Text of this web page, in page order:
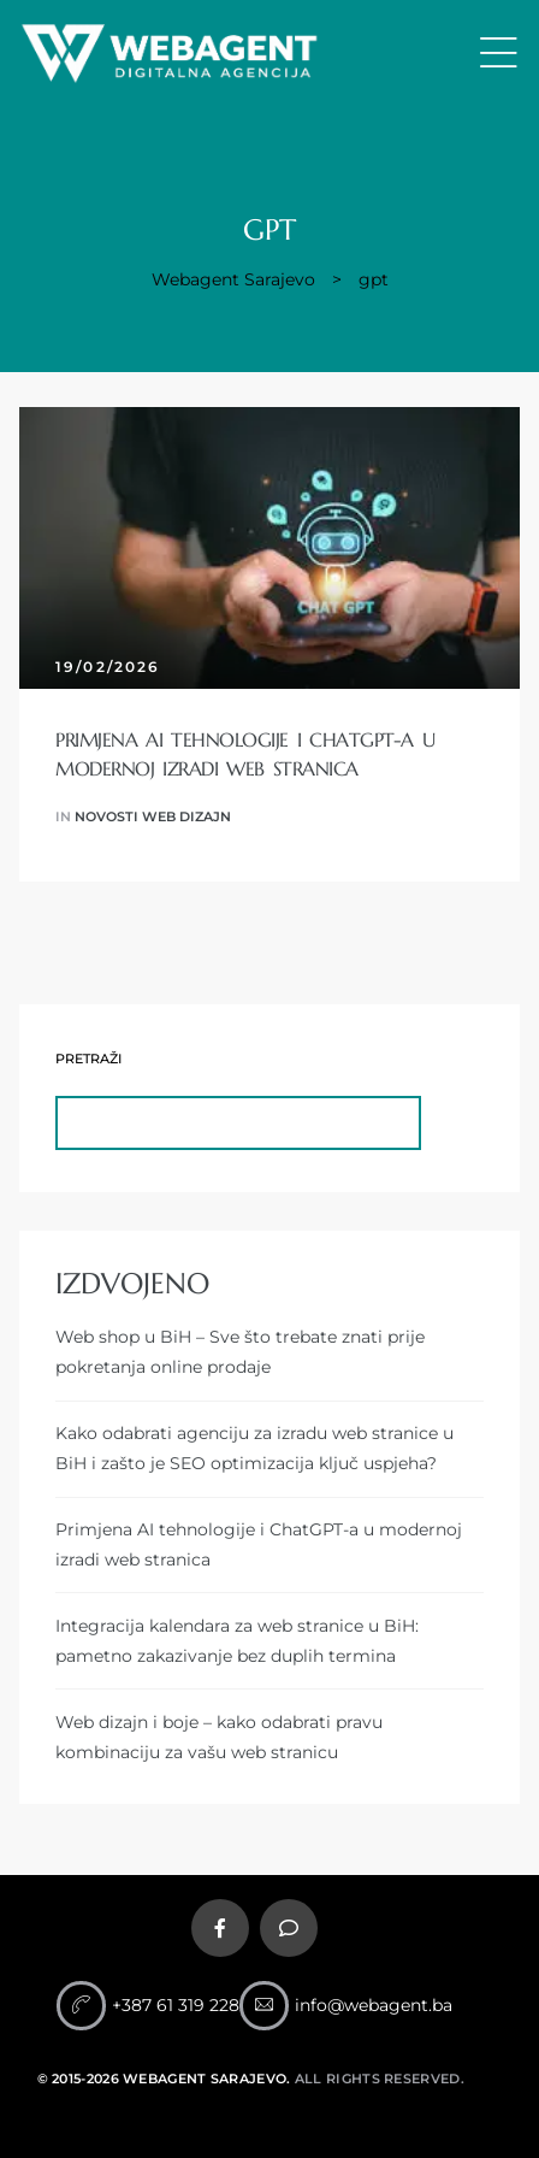
GPT
Webagent Sarajevo > gpt
19/02/2026
PRIMJENA AI TEHNOLOGIJE I CHATGPT-A U
MODERNOJ IZRADI WEB STRANICA
IN NOVOSTI WEB DIZAJN
PRETRAŽI
IZDVOJENO
Web shop u BiH – Sve što trebate znati prije
pokretanja online prodaje
Kako odabrati agenciju za izradu web stranice u
BiH i zašto je SEO optimizacija ključ uspjeha?
Primjena AI tehnologije i ChatGPT-a u modernoj
izradi web stranica
Integracija kalendara za web stranice u BiH:
pametno zakazivanje bez duplih termina
Web dizajn i boje – kako odabrati pravu
kombinaciju za vašu web stranicu
+387 61 319 228 info@webagent.ba
© 2015-2026 WEBAGENT SARAJEVO. ALL RIGHTS RESERVED.